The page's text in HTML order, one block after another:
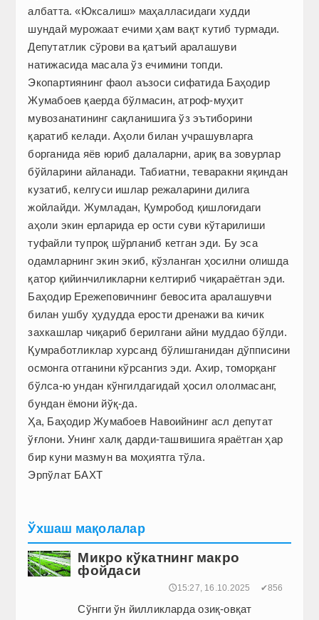
албатта. «Юксалиш» маҳалласидаги худди
шундай мурожаат ечими ҳам вақт кутиб турмади.
Депутатлик сўрови ва қатъий аралашуви
натижасида масала ўз ечимини топди.
Экопартиянинг фаол аъзоси сифатида Баҳодир
Жумабоев қаерда бўлмасин, атроф-муҳит
мувозанатининг сақланишига ўз эътиборини
қаратиб келади. Аҳоли билан учрашувларга
борганида яёв юриб далаларни, ариқ ва зовурлар
бўйларини айланади. Табиатни, теваракни яқиндан
кузатиб, келгуси ишлар режаларини дилига
жойлайди. Жумладан, Қумробод қишлоғидаги
аҳоли экин ерларида ер ости суви кўтарилиши
туфайли тупроқ шўрланиб кетган эди. Бу эса
одамларнинг экин экиб, кўзланган ҳосилни олишда
қатор қийинчиликларни келтириб чиқараётган эди.
Баҳодир Ережеповичнинг бевосита аралашувчи
билан ушбу ҳудудда ерости дренажи ва кичик
захкашлар чиқариб берилгани айни муддао бўлди.
Қумработликлар хурсанд бўлишганидан дўпписини
осмонга отганини кўрсангиз эди. Ахир, томорқанг
бўлса-ю ундан кўнгилдагидай ҳосил ололмасанг,
бундан ёмони йўқ-да.
Ҳа, Баҳодир Жумабоев Навоийнинг асл депутат
ўғлони. Унинг халқ дарди-ташвишига яраётган ҳар
бир куни мазмун ва моҳиятга тўла.
Эрпўлат БАХТ
Ўхшаш мақолалар
Микро кўкатнинг макро
фойдаси
🕔15:27, 16.10.2025 ✔856
Сўнгги ўн йилликларда озиқ-овқат